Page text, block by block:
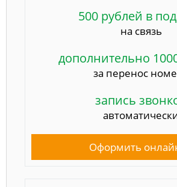
500 рублей в
на связь
дополнительно
за перенос
запись
Оформить